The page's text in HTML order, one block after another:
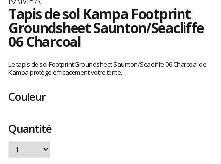
Tapis de sol Kampa Footprint
Groundsheet Saunton/Seacliffe
06 Charcoal
avis
clients
Le tapis de sol Footprint Groundsheet Saunton/Seacliffe 06 Charcoal de
Kampa protège efficacement votre tente.
Couleur
Quantité